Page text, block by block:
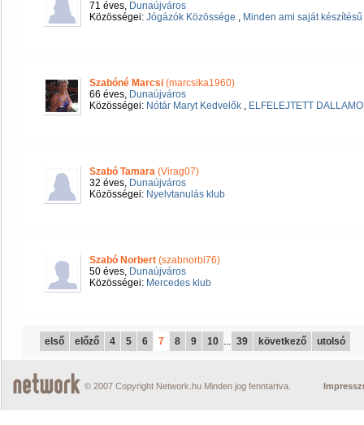
71 éves, Dunaújváros
Közösségei: Jógázók Közössége , Minden ami saját
Szabóné Marcsi (marcsika1960)
66 éves, Dunaújváros
Közösségei: Nótár Maryt Kedvelők , ELFELEJTETT
Szabó Tamara (Virag07)
32 éves, Dunaújváros
Közösségei: Nyelvtanulás klub
Szabó Norbert (szabnorbi76)
50 éves, Dunaújváros
Közösségei: Mercedes klub
első előző 4 5 6 7 8 9 10 ... 39 következő utolsó
© 2007 Copyright Network.hu Minden jog fenntartva.